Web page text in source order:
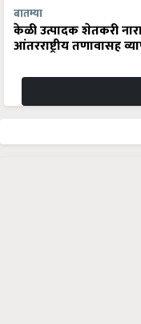
बातम्या
केळी उत्पादक शेतकरी
आंतरराष्ट्रीय तणावासह